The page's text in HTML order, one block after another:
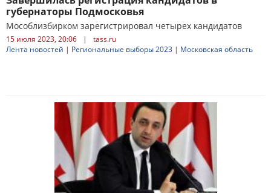
губернаторы Подмосковья
Мособлизбирком зарегистрировал четырех кандидатов
15 июля 2023, 20:06 |
tass.ru
Лента новостей | Региональные выборы 2023 | Московская область